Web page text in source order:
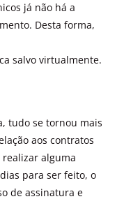
já não há a
Desta forma,
salvo virtualmente.
tudo se tornou mais
aos contratos
alguma
para ser feito, o
de assinatura e